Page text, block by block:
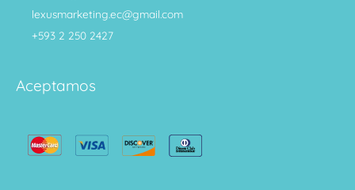
lexusmarketing.ec@gmail.com
+593 2 250 2427
Aceptamos